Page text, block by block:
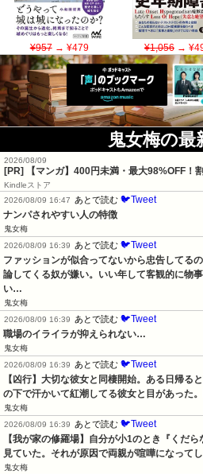
¥957→ ¥479 ¥1,056→
鬼女梅の最
2026/08/09
[PR] 【マンガ】400円未満・最大98%OFF！
Kindleストア
2026/08/09 16:47
あとで読む 🐦Tweet
ナンパされやすい人の特徴
鬼女梅
2026/08/09 16:39
あとで読む 🐦Tweet
ファッションが似合ってないから忠告してる
論してくる奴が嫌い。いい年して客観的に物
い…
鬼女梅
2026/08/09 16:39
あとで読む 🐦Tweet
職場のイライラが抑えられない…
鬼女梅
2026/08/09 16:39
あとで読む 🐦Tweet
【凶行】大切な彼女と同棲開始。ある日帰る
の下で汗かいて紅潮してる彼女と目があった
鬼女梅
2026/08/09 16:39
あとで読む 🐦Tweet
【我が家の修羅場】自分が小1のとき『くだ
見ていた。それが原因で両親が喧嘩になって
鬼女梅